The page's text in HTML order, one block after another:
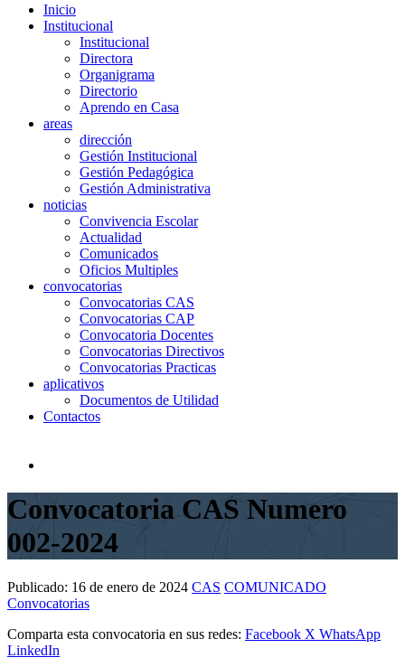
Inicio
Institucional
Institucional
Directora
Organigrama
Directorio
Aprendo en Casa
areas
dirección
Gestión Institucional
Gestión Pedagógica
Gestión Administrativa
noticias
Convivencia Escolar
Actualidad
Comunicados
Oficios Multiples
convocatorias
Convocatorias CAS
Convocatorias CAP
Convocatoria Docentes
Convocatorias Directivos
Convocatorias Practicas
aplicativos
Documentos de Utilidad
Contactos
Convocatoria CAS Numero
002-2024
Publicado: 16 de enero de 2024 CAS COMUNICADO
Convocatorias
Comparta esta convocatoria en sus redes: Facebook X WhatsApp
LinkedIn